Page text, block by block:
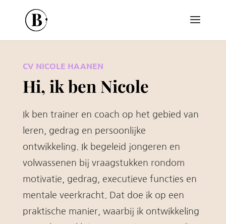
CV NICOLE HAANEN
Hi, ik ben Nicole
Ik ben trainer en coach op het gebied van
leren, gedrag en persoonlijke
ontwikkeling. Ik begeleid jongeren en
volwassenen bij vraagstukken rondom
motivatie, gedrag, executieve functies en
mentale veerkracht. Dat doe ik op een
praktische manier, waarbij ik ontwikkeling